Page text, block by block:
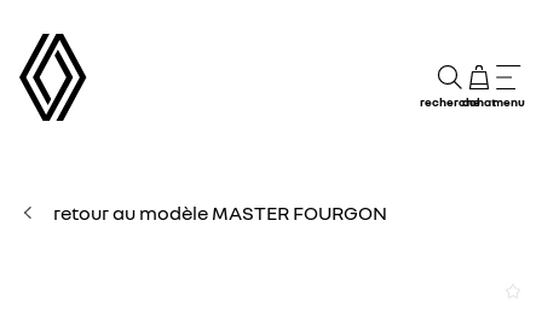
rechercheachatmenu
retour au modèle MASTER FOURGON